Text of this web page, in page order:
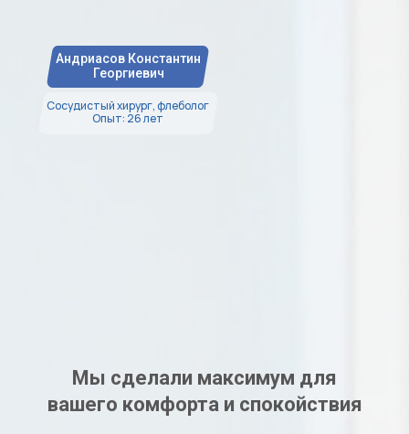
Мы сделали максимум для
вашего комфорта и спокойствия
Андриасов Константин
Георгиевич
Сосудистый хирург, флеболог
Опыт: 26 лет